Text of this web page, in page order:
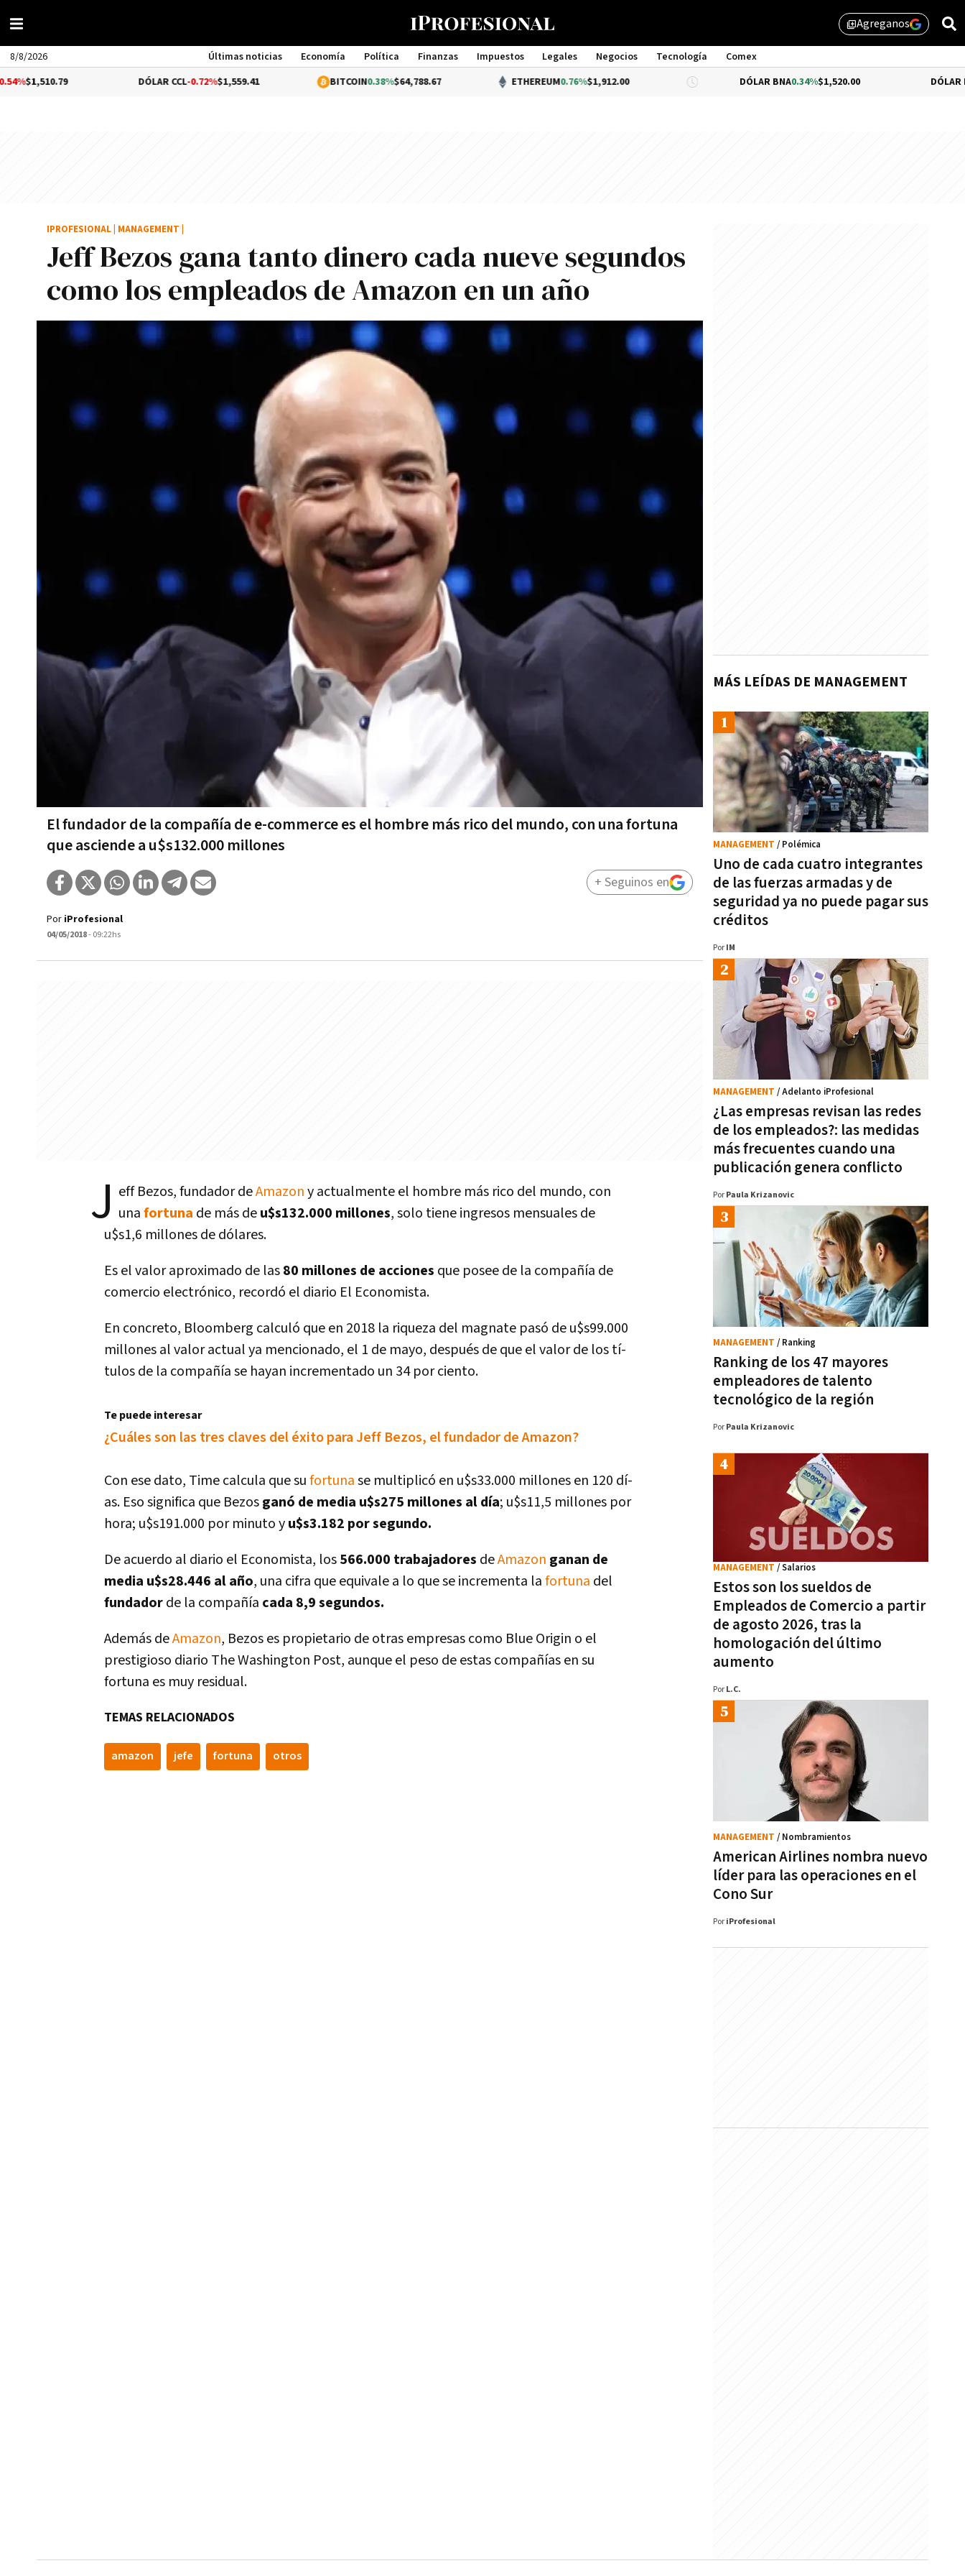
library_addAgreganos
8/8/2026 Últimas noticias Economía Política Finanzas Impuestos Legales Negocios Tecnología
Comex
Management
-0.72%$1,559.41 BITCOIN0.38%$64,788.67 ETHEREUM 0.76%$1,912.00 DÓLAR BNA0.34%$1,520.00 DÓLAR BLUE-
Jeff Bezos gana tanto dinero cada nueve segundos
como los empleados de Amazon en un año
El fundador de la compañía de e-commerce es el hombre más rico del mundo, con una fortuna
que asciende a u$s132.000 millones
IPROFESIONAL MANAGEMENT
Por iProfesional
04/05/2018- 09:22hs
+ Seguinos en
J eff Bezos, fundador deAmazony actualmente el hombre más rico del mundo, con
unafortuna de más deu$s132.000 millones, solo tiene ingresos mensuales de
u$s1,6 millones de dólares.
Es el valor aproximado de las80 millones de acciones que posee de la compañí­a de
comercio electrónico, recordó el diario El Economista.
En concreto, Bloomberg calculó que en 2018 la riqueza del magnate pasó de u$s99.000
millones al valor actual ya mencionado, el 1 de mayo, después de que el valor de los tí­
tulos de la compañí­a se hayan incrementado un 34 por ciento.
Te puede interesar
¿Cuáles son las tres claves del éxito para Jeff Bezos, el fundador de Amazon?
Con ese dato, Time calcula que sufortunase multiplicó en u$s33.000 millones en 120 dí­
as. Eso significa que Bezosganó de media u$s275 millones al dí­a; u$s11,5 millones por
hora; u$s191.000 por minuto yu$s3.182 por segundo.
De acuerdo al diario el Economista, los566.000 trabajadores deAmazon ganan de
media u$s28.446 al año, una cifra que equivale a lo que se incrementa lafortuna del
fundadorde la compañí­a cada 8,9 segundos.
Además deAmazon, Bezos es propietario de otras empresas como Blue Origin o el
prestigioso diario The Washington Post, aunque el peso de estas compañí­as en su
fortuna es muy residual.
TEMAS RELACIONADOS
amazon jefe fortuna otros
MÁS LEÍDAS DE MANAGEMENT
Uno de cada cuatro integrantes
de las fuerzas armadas y de
seguridad ya no puede pagar sus
créditos
MANAGEMENT / Polémica
Por IM
¿Las empresas revisan las redes
de los empleados?: las medidas
más frecuentes cuando una
publicación genera conflicto
MANAGEMENT / Adelanto iProfesional
Por Paula Krizanovic
Ranking de los 47 mayores
empleadores de talento
tecnológico de la región
MANAGEMENT / Ranking
Por Paula Krizanovic
Estos son los sueldos de
Empleados de Comercio a partir
de agosto 2026, tras la
homologación del último
aumento
MANAGEMENT / Salarios
Por L.C.
American Airlines nombra nuevo
líder para las operaciones en el
Cono Sur
MANAGEMENT / Nombramientos
Por iProfesional